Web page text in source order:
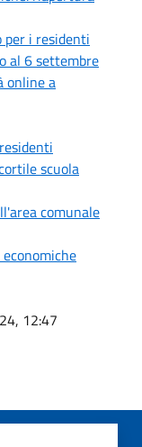
per i residenti
al 6 settembre
online a
scuola
comunale
12:47